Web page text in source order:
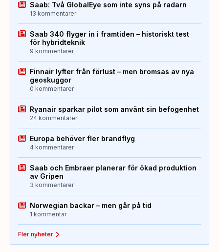
Saab: Två GlobalEye som inte syns på radarn
13 kommentarer
Saab 340 flyger in i framtiden – historiskt test
för hybridteknik
9 kommentarer
Finnair lyfter från förlust – men bromsas av nya
geoskuggor
0 kommentarer
Ryanair sparkar pilot som använt sin befogenhet
24 kommentarer
Europa behöver fler brandflyg
4 kommentarer
Saab och Embraer planerar för ökad produktion
av Gripen
3 kommentarer
Norwegian backar – men går på tid
1 kommentar
Fler nyheter